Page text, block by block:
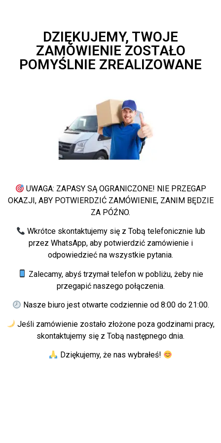
DZIĘKUJEMY, TWOJE
ZAMÓWIENIE ZOSTAŁO
POMYŚLNIE ZREALIZOWANE
UWAGA: ZAPASY SĄ OGRANICZONE! NIE PRZEGAP
OKAZJI, ABY POTWIERDZIĆ ZAMÓWIENIE, ZANIM BĘDZIE
ZA PÓŹNO.
Wkrótce skontaktujemy się z Tobą telefonicznie lub
przez WhatsApp, aby potwierdzić zamówienie i
odpowiedzieć na wszystkie pytania.
Zalecamy, abyś trzymał telefon w pobliżu, żeby nie
przegapić naszego połączenia.
Nasze biuro jest otwarte codziennie od 8:00 do 21:00.
Jeśli zamówienie zostało złożone poza godzinami pracy,
skontaktujemy się z Tobą następnego dnia.
Dziękujemy, że nas wybrałeś!